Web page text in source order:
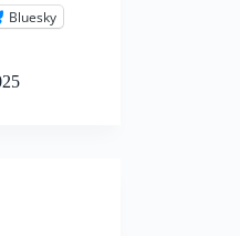
Bluesky